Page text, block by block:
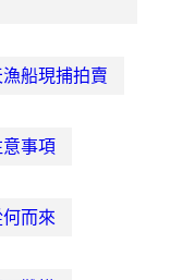
船現捕拍賣
事項
而來